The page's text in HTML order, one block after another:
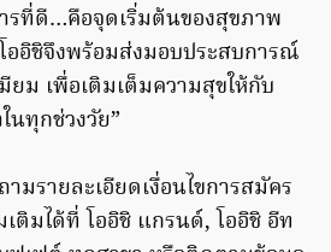
ารที่ดี…คือจุดเริ่มต้นของสุขภาพ
ออิชิจึงพร้อมส่งมอบประสบการณ์
ม เพื่อเติมเต็มความสุขให้กับ
นทุกช่วงวัย”
มรายละเอียดเงื่อนไขการสมัคร
ติมได้ที่ โออิชิ แกรนด์, โออิชิ อีท